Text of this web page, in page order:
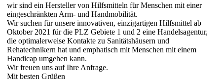
wir sind ein Hersteller von Hilfsmitteln für Menschen mit einer
eingeschränkten Arm- und Handmobilität.
Wir suchen für unsere innovativen, einzigartigen Hilfsmittel ab
Oktober 2021 für die PLZ Gebiete 1 und 2 eine Handelsagentur,
die optimalerweise Kontakte zu Sanitätshäusern und
Rehatechnikern hat und emphatisch mit Menschen mit einem
Handicap umgehen kann.
Wir freuen uns auf Ihre Anfrage.
Mit besten Grüßen